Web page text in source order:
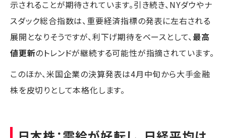
示されることが期待されています。引き続き、NYダウやナ
スダック総合指数は、重要経済指標の発表に左右される
展開となりそうですが、利下げ期待をベースとして、最高
値更新のトレンドが継続する可能性が指摘されています。
このほか、米国企業の決算発表は4月中旬から大手金融
株を皮切りとして本格化します。